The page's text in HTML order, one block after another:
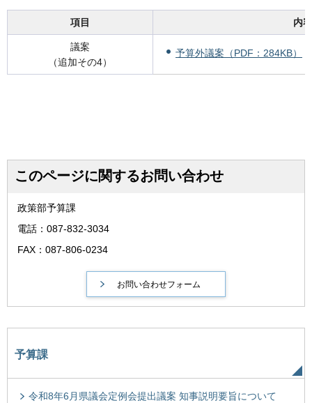
項目 内容
議案
（追加その4）
予算外議案（PDF：284KB）
このページに関するお問い合わせ
政策部予算課
電話：087-832-3034
FAX：087-806-0234
予算課
令和8年6月県議会定例会提出議案 知事説明要旨について